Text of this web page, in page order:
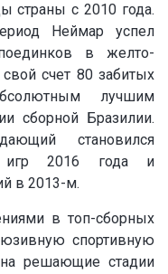
страны с 2010 года.
Неймар успел
в желто-
счет 80 забитых
лучшим
сборной Бразилии.
становился
игр 2016 года и
в 2013-м.
в топ-сборных
спортивную
решающие стадии